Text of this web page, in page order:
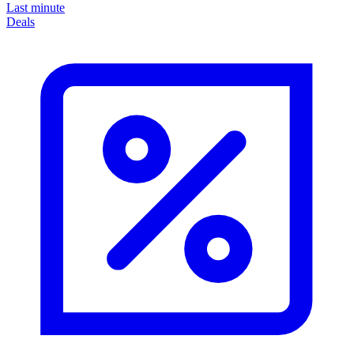
Last minute
Deals